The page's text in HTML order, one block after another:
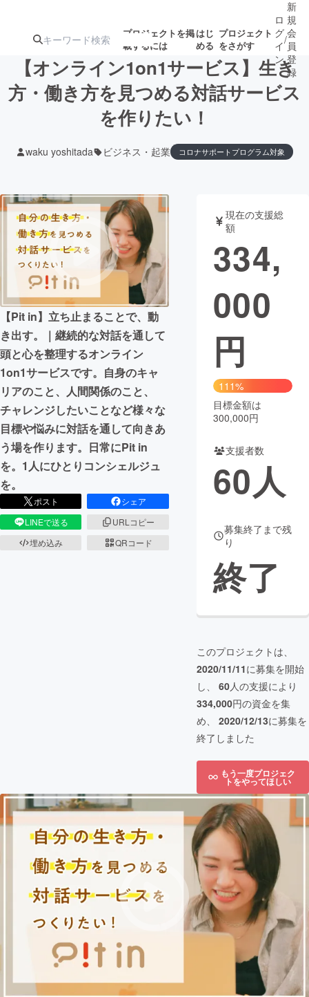
プロジェクトを掲
載するには
はじ
める
プロジェクト
をさがす
注目の新着プロ
ジェクト
募集終了が近いプ
テクノロジー・ガジェット ゲーム・サ
映像・映画 書籍・雑誌
ビジネス・起業 チャレンジ
まちづくり・地域活性化
CAMPFIRE for Social Good
CAMPFIRE Creation
CAMPFIREふるさと納税
コミュニティ
ロ
グ
イ
ン
/
新
規
会
員
登
録
【オンライン1on1サービス】生き
方・働き方を見つめる対話サービス
を作りたい！
waku yoshitada ビジネス・起業 コロナサポートプログラム対象
【Pit in】立ち止まることで、動
き出す。｜継続的な対話を通して
頭と心を整理するオンライン
1on1サービスです。自身のキャ
リアのこと、人間関係のこと、
チャレンジしたいことなど様々な
目標や悩みに対話を通して向きあ
う場を作ります。日常にPit in
を。1人にひとりコンシェルジュ
を。
ポスト
シェア
LINEで送る
URLコピー
埋め込み
QRコード
現在の支援総
額
334,
000
円
111%
目標金額は
300,000円
支援者数
60人
募集終了まで残
り
終了
このプロジェクトは、
2020/11/11に募集を開始
し、 60人の支援により
334,000円の資金を集
め、 2020/12/13に募集を
終了しました
もう一度プロジェク
トをやってほしい